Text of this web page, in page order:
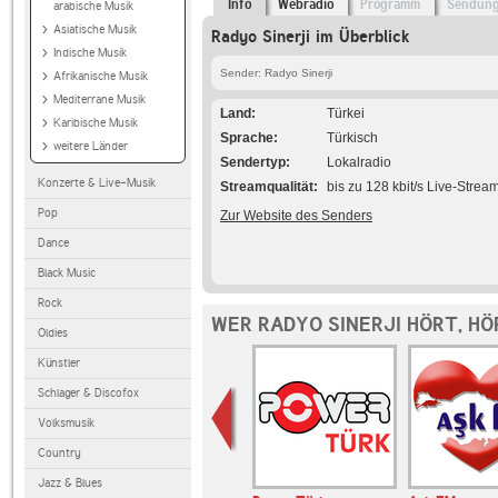
arabische Musik
Asiatische Musik
Indische Musik
Afrikanische Musik
Mediterrane Musik
Karibische Musik
weitere Länder
Konzerte & Live-Musik
Pop
Dance
Black Music
Rock
Oldies
Künstler
Schlager & Discofox
Volksmusik
Country
Jazz & Blues
Info Webradio Programm
Radyo Sinerji im Überblick
Sender: Radyo Sinerji
Land
Türkei
Sprache
Türkisch
Sendertyp
Lokalradio
Streamqualität
bis zu 128 kbit/s Live-
Zur Website des Senders
WER RADYO SINERJI HÖRT,